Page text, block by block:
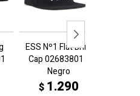
ESS Nº1 Flat Brim
Cap 02683801 -
Negro
$ 1.290